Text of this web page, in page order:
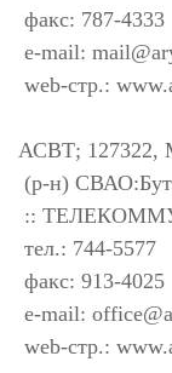
факс: 787-4333
e-mail:
web-стр.:
АСВТ; 127322,
(р-н)
::
тел.: 744-5577
факс: 913-4025
e-mail:
web-стр.: